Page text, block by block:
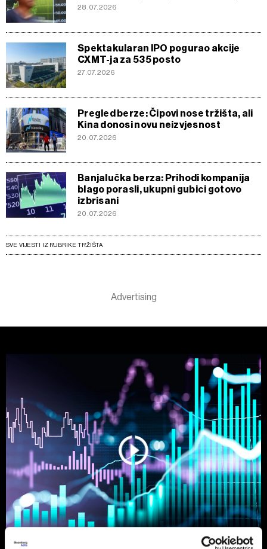
28.07.2026
Spektakularan IPO pogurao akcije
CXMT-ja za 535 posto
27.07.2026
Pregled berze: Čipovi nose tržišta, ali
Kina donosi novu neizvjesnost
20.07.2026
Banjalučka berza: Prihodi kompanija
blago porasli, ukupni gubici gotovo
izbrisani
20.07.2026
SVE VIJESTI IZ RUBRIKE TRŽIŠTA